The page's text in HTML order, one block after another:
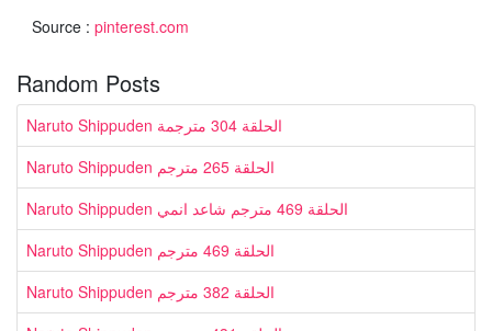
Source : pinterest.com
Random Posts
Naruto Shippuden الحلقة 304 مترجمة
Naruto Shippuden الحلقة 265 مترجم
Naruto Shippuden الحلقة 469 مترجم شاعد انمي
Naruto Shippuden الحلقة 469 مترجم
Naruto Shippuden الحلقة 382 مترجم